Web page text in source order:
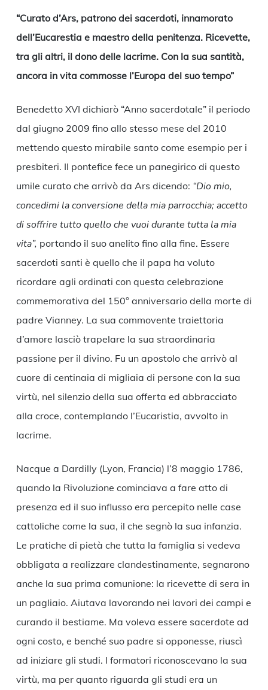
“Curato d’Ars, patrono dei sacerdoti, innamorato
dell’Eucarestia e maestro della penitenza. Ricevette,
tra gli altri, il dono delle lacrime. Con la sua santità,
ancora in vita commosse l’Europa del suo tempo”
Benedetto XVI dichiarò “Anno sacerdotale” il periodo
dal giugno 2009 fino allo stesso mese del 2010
mettendo questo mirabile santo come esempio per i
presbiteri. Il pontefice fece un panegirico di questo
umile curato che arrivò da Ars dicendo: “Dio mio,
concedimi la conversione della mia parrocchia; accetto
di soffrire tutto quello che vuoi durante tutta la mia
vita”, portando il suo anelito fino alla fine. Essere
sacerdoti santi è quello che il papa ha voluto
ricordare agli ordinati con questa celebrazione
commemorativa del 150° anniversario della morte di
padre Vianney. La sua commovente traiettoria
d’amore lasciò trapelare la sua straordinaria
passione per il divino. Fu un apostolo che arrivò al
cuore di centinaia di migliaia di persone con la sua
virtù, nel silenzio della sua offerta ed abbracciato
alla croce, contemplando l’Eucaristia, avvolto in
lacrime.
Nacque a Dardilly (Lyon, Francia) l’8 maggio 1786,
quando la Rivoluzione cominciava a fare atto di
presenza ed il suo influsso era percepito nelle case
cattoliche come la sua, il che segnò la sua infanzia.
Le pratiche di pietà che tutta la famiglia si vedeva
obbligata a realizzare clandestinamente, segnarono
anche la sua prima comunione: la ricevette di sera in
un pagliaio. Aiutava lavorando nei lavori dei campi e
curando il bestiame. Ma voleva essere sacerdote ad
ogni costo, e benché suo padre si opponesse, riuscì
ad iniziare gli studi. I formatori riconoscevano la sua
virtù, ma per quanto riguarda gli studi era un